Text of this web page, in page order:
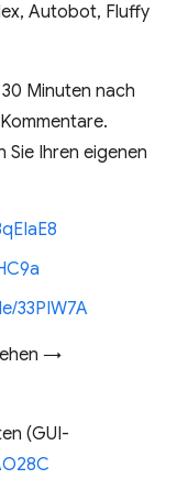
Autobot, Fluffy
Minuten nach
Sie Ihren eigenen
33PIW7A
→
(GUI-